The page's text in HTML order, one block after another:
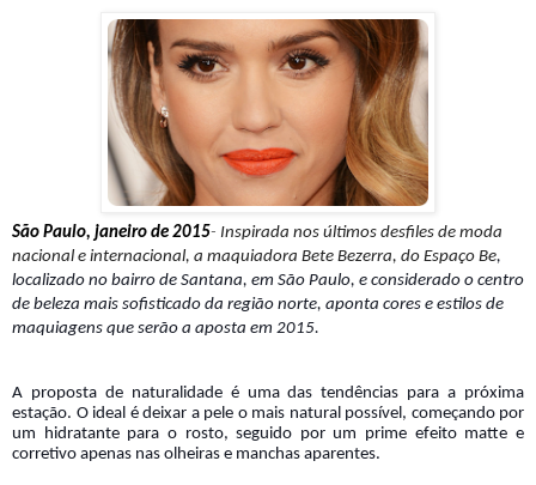
São Paulo, janeiro de 2015- Inspirada nos últimos desfiles de moda
nacional e internacional, a maquiadora Bete Bezerra, do Espaço Be,
localizado no bairro de Santana, em São Paulo, e considerado o centro
de beleza mais sofisticado da região norte, aponta cores e estilos de
maquiagens que serão a aposta em 2015.
A proposta de naturalidade é uma das tendências para a próxima
estação. O ideal é deixar a pele o mais natural possível, começando por
um hidratante para o rosto, seguido por um prime efeito matte e
corretivo apenas nas olheiras e manchas aparentes.